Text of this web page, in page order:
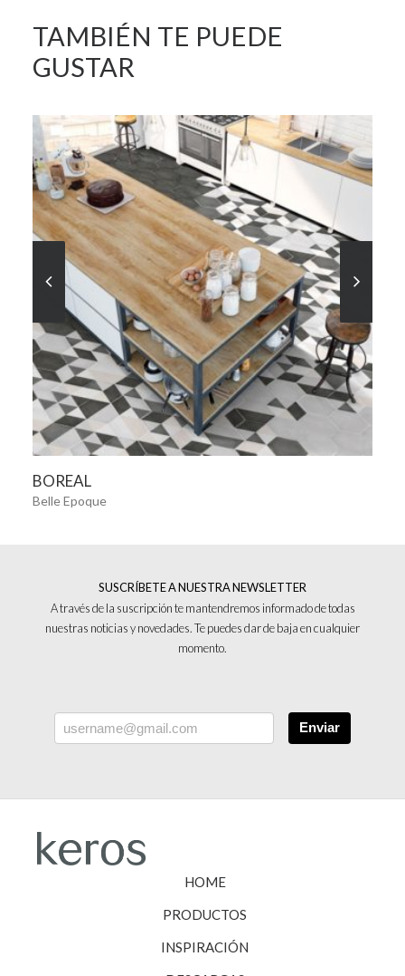
TAMBIÉN TE PUEDE
GUSTAR
BOREAL
Belle Epoque
SUSCRÍBETE A NUESTRA NEWSLETTER
A través de la suscripción te mantendremos informado de todas
nuestras noticias y novedades. Te puedes dar de baja en cualquier
momento.
Enviar
HOME
PRODUCTOS
INSPIRACIÓN